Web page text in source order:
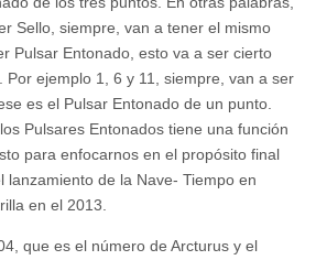
Sello, siempre, van a tener el mismo
Pulsar Entonado, esto va a ser cierto
Por ejemplo 1, 6 y 11, siempre, van a ser
es el Pulsar Entonado de un punto.
Pulsares Entonados tiene una función
para enfocarnos en el propósito final
lanzamiento de la Nave- Tiempo en
en el 2013.
que es el número de Arcturus y el